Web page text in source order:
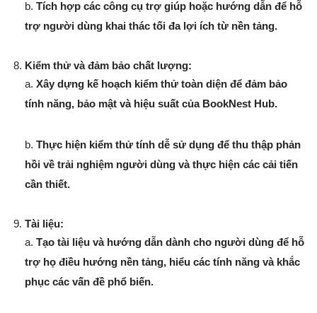
b. Tích hợp các công cụ trợ giúp hoặc hướng dẫn để hỗ
trợ người dùng khai thác tối đa lợi ích từ nền tảng.
Kiểm thử và đảm bảo chất lượng:
a. Xây dựng kế hoạch kiểm thử toàn diện để đảm bảo
tính năng, bảo mật và hiệu suất của BookNest Hub.
b. Thực hiện kiểm thử tính dễ sử dụng để thu thập phản
hồi về trải nghiệm người dùng và thực hiện các cải tiến
cần thiết.
Tài liệu:
a. Tạo tài liệu và hướng dẫn dành cho người dùng để hỗ
trợ họ điều hướng nền tảng, hiểu các tính năng và khắc
phục các vấn đề phổ biến.